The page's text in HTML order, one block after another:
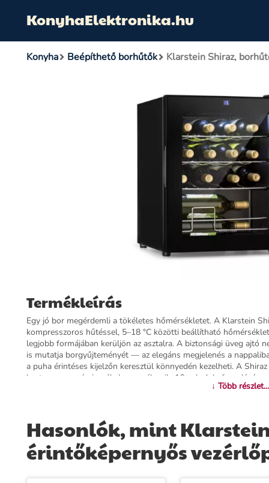
KonyhaElektronika.hu
Konyha Beépíthető borhűtők Klarstein Shiraz,
Termékleírás
Egy jó bor megérdemli a tökéletes hőmérsékletet. A Klarstein
kompresszoros hűtéssel, 5–18 °C közötti beállítható
legjobb formájában kerüljön az asztalra. A biztonsági üveg ajtó
is mutatja borgyűjteményét — az elegáns megjelenés a
a puha érintéses kijelzőn keresztül könnyedén kezelheti. A
bort nem csupán isszák, hanem élvezik. 16 palack befogadására
fehérbort, a pezsgőt és más italokat — hosszú távon, ideális
További információk>>
↓ Több
Hasonlók, mint Klarstein
érintőképernyős